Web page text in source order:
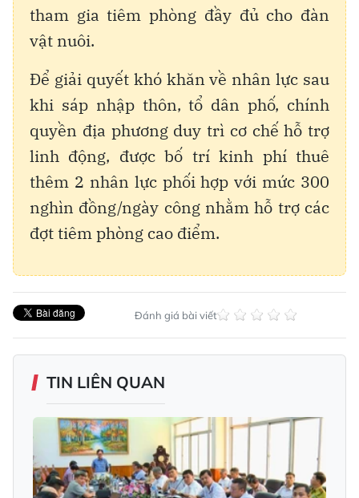
tham gia tiêm phòng đầy đủ cho đàn
vật nuôi.
Để giải quyết khó khăn về nhân lực sau
khi sáp nhập thôn, tổ dân phố, chính
quyền địa phương duy trì cơ chế hỗ trợ
linh động, được bố trí kinh phí thuê
thêm 2 nhân lực phối hợp với mức 300
nghìn đồng/ngày công nhằm hỗ trợ các
đợt tiêm phòng cao điểm.
Đánh giá bài viết
TIN LIÊN QUAN